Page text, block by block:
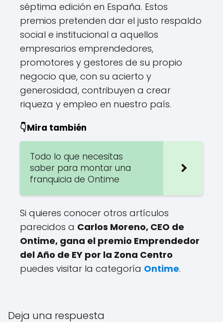
séptima edición en España. Estos
premios pretenden dar el justo respaldo
social e institucional a aquellos
empresarios emprendedores,
promotores y gestores de su propio
negocio que, con su acierto y
generosidad, contribuyen a crear
riqueza y empleo en nuestro país.
👇Mira también
Todo lo que necesitas
saber para montar una
franquicia de Ontime
Si quieres conocer otros artículos
parecidos a Carlos Moreno, CEO de
Ontime, gana el premio Emprendedor
del Año de EY por la Zona Centro
puedes visitar la categoría Ontime.
Deja una respuesta